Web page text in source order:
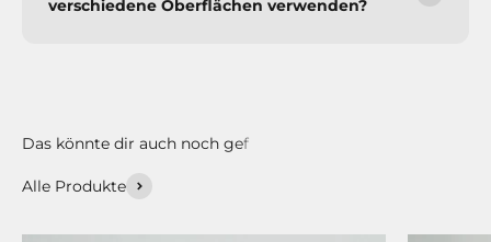
verschiedene Oberflächen verwenden?
Alle Produkte